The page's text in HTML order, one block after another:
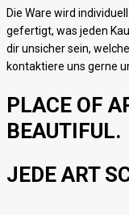
Die Ware wird
gefertigt, was jeden
dir unsicher sein,
kontaktiere uns gerne
PLACE OF
BEAUTIFUL.
JEDE ART